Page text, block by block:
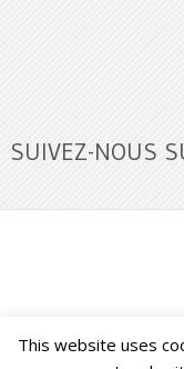
SUIVEZ-NOUS
This website uses